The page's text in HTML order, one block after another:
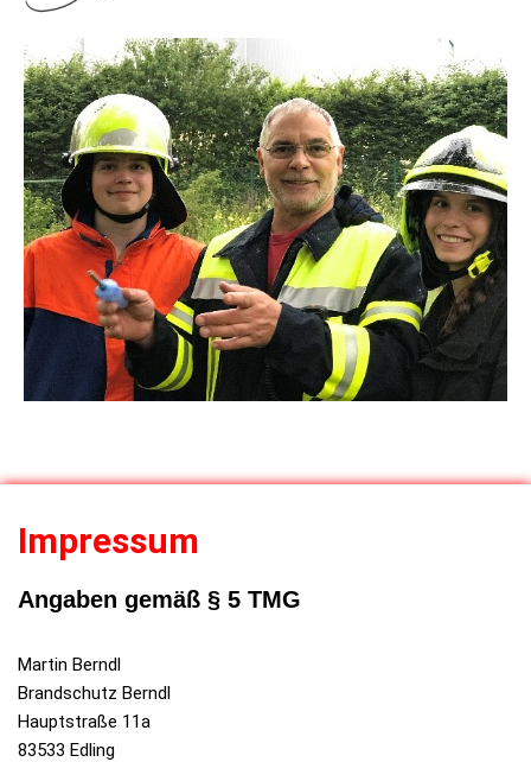
Impressum
Angaben gemäß § 5 TMG
Martin Berndl
Brandschutz Berndl
Hauptstraße 11a
83533 Edling